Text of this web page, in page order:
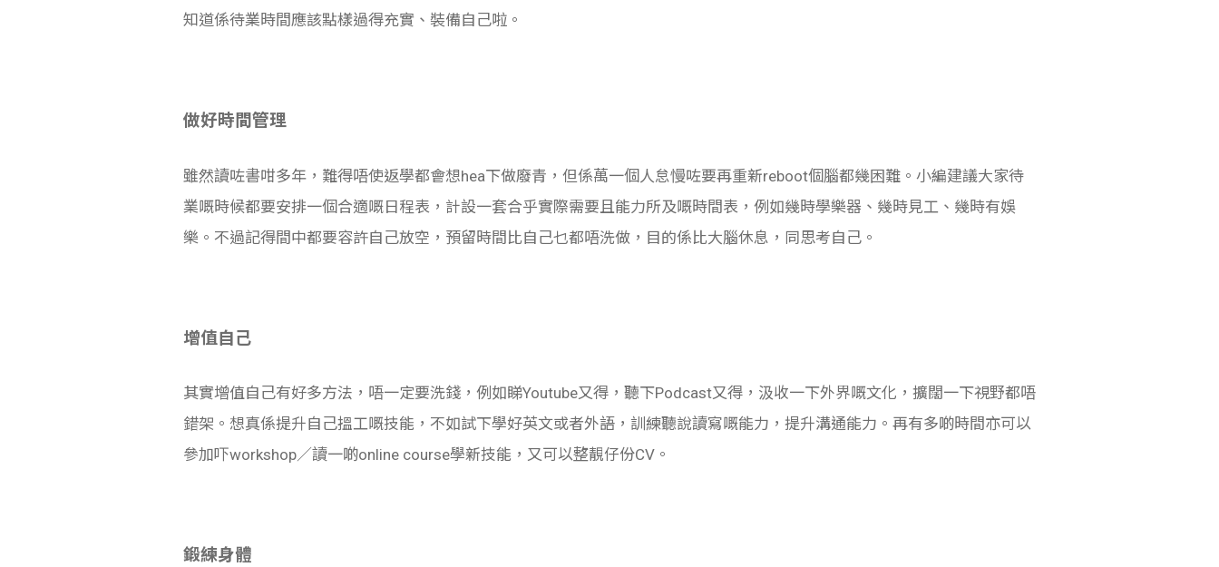
知道係待業時間應該點樣過得充實、裝備自己啦。
做好時間管理
雖然讀咗書咁多年，難得唔使返學都會想hea下做廢青，但係萬一個人怠慢咗要再重新reboot個腦都幾困難。小編建議大家待
業嘅時候都要安排一個合適嘅日程表，計設一套合乎實際需要且能力所及嘅時間表，例如幾時學樂器、幾時見工、幾時有娛
樂。不過記得間中都要容許自己放空，預留時間比自己乜都唔洗做，目的係比大腦休息，同思考自己。
增值自己
其實增值自己有好多方法，唔一定要洗錢，例如睇Youtube又得，聽下Podcast又得，汲收一下外界嘅文化，擴闊一下視野都唔
錯架。想真係提升自己搵工嘅技能，不如試下學好英文或者外語，訓練聽說讀寫嘅能力，提升溝通能力。再有多啲時間亦可以
參加吓workshop／讀一啲online course學新技能，又可以整靚仔份CV。
鍛練身體